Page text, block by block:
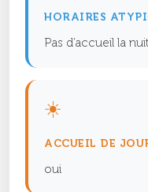
HORAIRES
Pas d'accueil la
☀️
ACCUEIL DE
oui